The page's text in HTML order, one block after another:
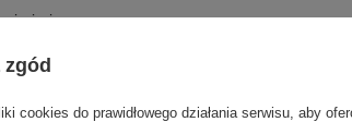
imię
cookies do prawidłowego działania serwisu, aby